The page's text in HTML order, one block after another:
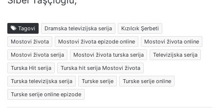
Tagovi Dramska televizijska serija
Kızılcık Şerbeti
Mostovi života
Mostovi života epizode online
Mostovi života online
Mostovi života serija
Mostovi života turska serija
Televizijska serija
Turska Hit serija
Turska hit serija Mostovi života
Turska televizijska serija
Turske serije
Turske serije online
Turske serije online epizode